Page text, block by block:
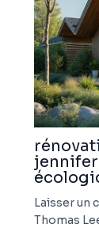
Laisser un
Thomas